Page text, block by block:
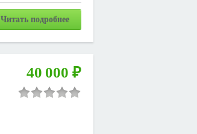
Читать подробнее
40 000 ₽